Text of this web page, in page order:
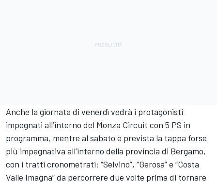
Anche la giornata di venerdì vedrà i protagonisti
impegnati all’interno del Monza Circuit con 5 PS in
programma, mentre al sabato è prevista la tappa forse
più impegnativa all’interno della provincia di Bergamo,
con i tratti cronometrati: “Selvino”, “Gerosa” e “Costa
Valle Imagna” da percorrere due volte prima di tornare